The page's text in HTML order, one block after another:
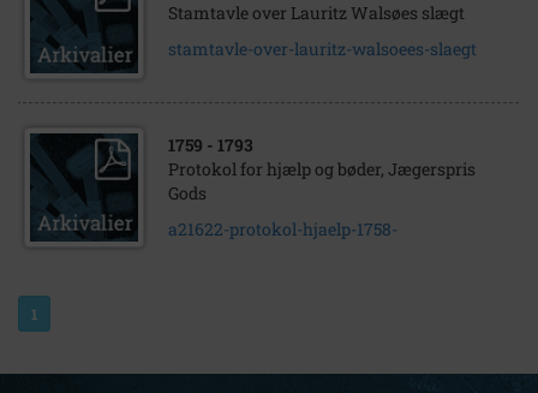
Stamtavle over Lauritz Walsøes slægt
stamtavle-over-lauritz-walsoees-slaegt
1759 - 1793
Protokol for hjælp og bøder, Jægerspris
Gods
a21622-protokol-hjaelp-1758-
1